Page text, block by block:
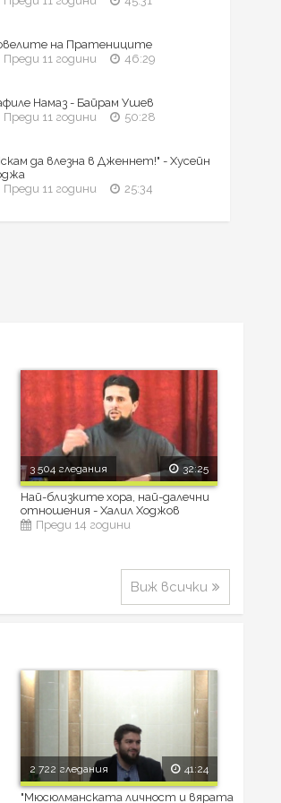
на Пратениците
Преди 11 години
46:29
Намаз - Байрам Ушев
Преди 11 години
50:28
да влезна в Дженнет!" - Хусейн
Преди 11 години
25:34
3 504 гледания 32:25
Най-близките хора, най-далечни
отношения - Халил Ходжов
Преди 14 години
Виж всички
2 722 гледания 41:24
"Мюсюлманската личност и вярата